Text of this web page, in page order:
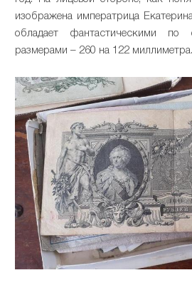
изображена императрица
обладает фантастическими по
размерами – 260 на 122 миллиметра.